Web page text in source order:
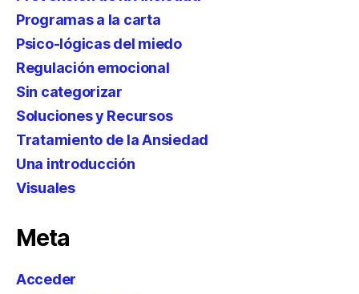
Programas a la carta
Psico-lógicas del miedo
Regulación emocional
Sin categorizar
Soluciones y Recursos
Tratamiento de la Ansiedad
Una introducción
Visuales
Meta
Acceder